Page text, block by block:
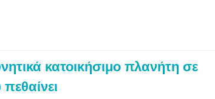
κατοικήσιμο πλανήτη σε